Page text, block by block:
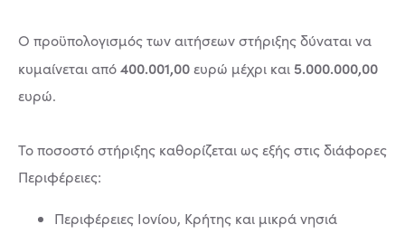
Ο προϋπολογισμός των αιτήσεων στήριξης δύναται να
κυμαίνεται από400.001,00ευρώ μέχρι και 5.000.000,00
ευρώ.
Το ποσοστό στήριξης καθορίζεται ως εξής στις διάφορες
Περιφέρειες:
Περιφέρειες Ιονίου, Κρήτης και μικρά νησιά